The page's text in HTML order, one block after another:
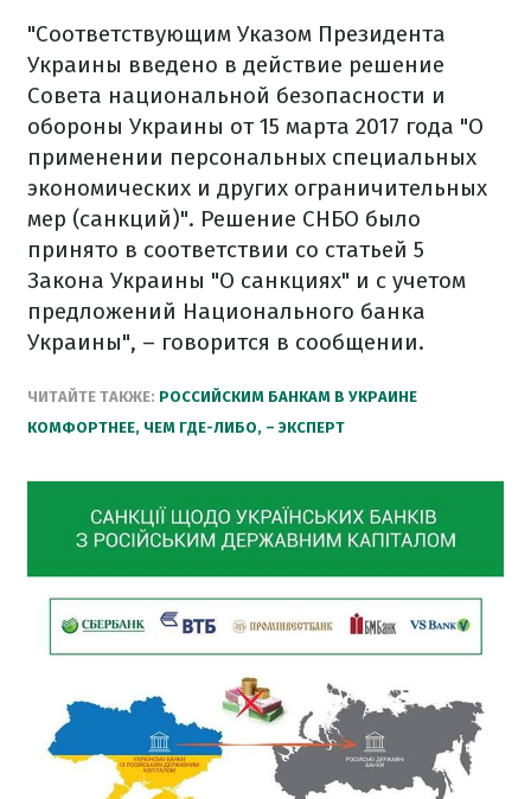
"Соответствующим Указом Президента
Украины введено в действие решение
Совета национальной безопасности и
обороны Украины от 15 марта 2017 года "О
применении персональных специальных
экономических и других ограничительных
мер (санкций)". Решение СНБО было
принято в соответствии со статьей 5
Закона Украины "О санкциях" и с учетом
предложений Национального банка
Украины", – говорится в сообщении.
ЧИТАЙТЕ ТАКЖЕ: РОССИЙСКИМ БАНКАМ В УКРАИНЕ
КОМФОРТНЕЕ, ЧЕМ ГДЕ-ЛИБО, – ЭКСПЕРТ